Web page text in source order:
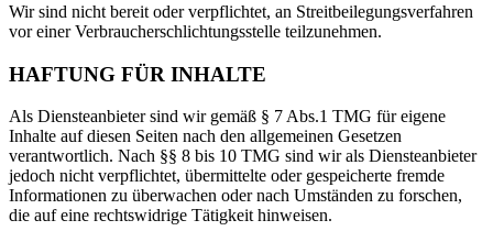
Wir sind nicht bereit oder verpflichtet, an Streitbeilegungsverfahren
vor einer Verbraucherschlichtungsstelle teilzunehmen.
HAFTUNG FÜR INHALTE
Als Diensteanbieter sind wir gemäß § 7 Abs.1 TMG für eigene
Inhalte auf diesen Seiten nach den allgemeinen Gesetzen
verantwortlich. Nach §§ 8 bis 10 TMG sind wir als Diensteanbieter
jedoch nicht verpflichtet, übermittelte oder gespeicherte fremde
Informationen zu überwachen oder nach Umständen zu forschen,
die auf eine rechtswidrige Tätigkeit hinweisen.